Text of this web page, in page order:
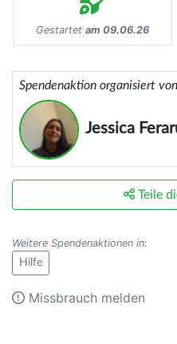
Gestartet am 09.06.26
Spendenaktion organisiert
Jessica
Teile
Weitere Spendenaktionen in:
Hilfe
Missbrauch melden